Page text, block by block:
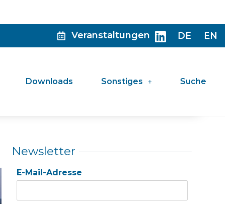
Veranstaltungen DE EN
Downloads Sonstiges Suche
Newsletter
E-Mail-Adresse